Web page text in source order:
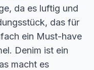
da es luftig und
das für
ein Must-have
Denim ist ein
macht es